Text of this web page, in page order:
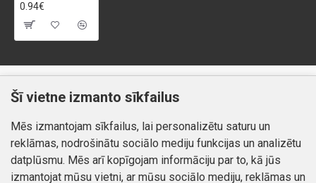
0.94€
Klientiem
Kontakti
Preču atgriešana
Mans profils
Mans profils
Piegāde un apmaksa
Atteikuma tiesības
Privātuma politika
Kontakti
Šī vietne izmanto sīkfailus
Mēs izmantojam sīkfailus, lai personalizētu saturu un
reklāmas, nodrošinātu sociālo mediju funkcijas un analizētu
datplūsmu. Mēs arī kopīgojam informāciju par to, kā jūs
izmantojat mūsu vietni, ar mūsu sociālo mediju, reklāmas un